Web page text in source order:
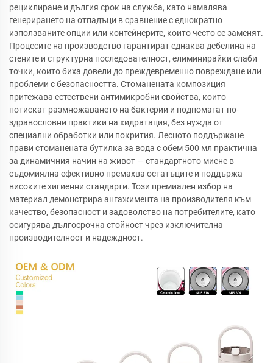
рециклиране и дългия срок на служба, като намалява
генерирането на отпадъци в сравнение с еднократно
използваните опции или контейнерите, които често се заменят.
Процесите на производство гарантират еднаква дебелина на
стените и структурна последователност, елиминирайки слаби
точки, които биха довели до преждевременно повреждане или
проблеми с безопасността. Стоманената композиция
притежава естествени антимикробни свойства, които
потискат размножаването на бактерии и подпомагат по-
здравословни практики на хидратация, без нужда от
специални обработки или покрития. Лесното поддържане
прави стоманената бутилка за вода с обем 500 мл практична
за динамичния начин на живот — стандартното миене в
съдомиялна ефективно премахва остатъците и поддържа
високите хигиенни стандарти. Този премиален избор на
материал демонстрира ангажимента на производителя към
качество, безопасност и задоволство на потребителите, като
осигурява дългосрочна стойност чрез изключителна
производителност и надеждност.